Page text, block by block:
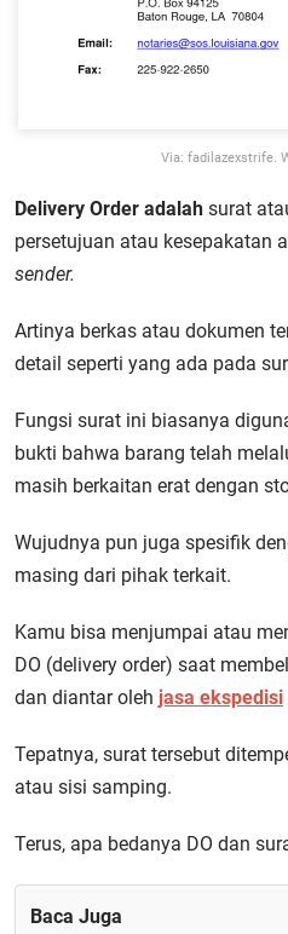
Via: fadilazexstrife.
Delivery Order adalah surat
persetujuan atau kesepakatan
sender.
Artinya berkas atau dokumen
detail seperti yang ada pada
Fungsi surat ini biasanya
bukti bahwa barang telah
masih berkaitan erat dengan
Wujudnya pun juga spesifik
masing dari pihak terkait.
Kamu bisa menjumpai atau
DO (delivery order) saat
dan diantar oleh jasa ekspedisi
Tepatnya, surat tersebut
atau sisi samping.
Terus, apa bedanya DO dan
Baca Juga